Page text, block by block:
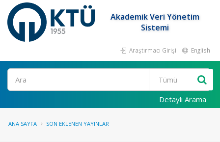
Akademik Veri Yönetim
Sistemi
Araştırmacı Girişi English
Ara
Detaylı Arama
ANA SAYFA SON EKLENEN YAYINLAR